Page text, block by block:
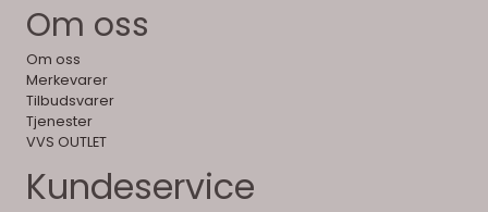
Om oss
Om oss
Merkevarer
Tilbudsvarer
Tjenester
VVS OUTLET
Kundeservice